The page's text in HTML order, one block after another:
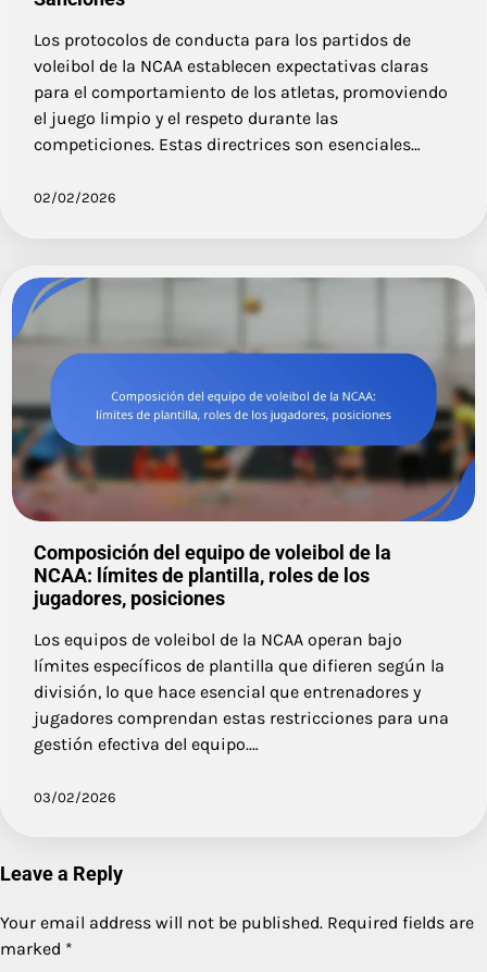
Los protocolos de conducta para los partidos de
voleibol de la NCAA establecen expectativas claras
para el comportamiento de los atletas, promoviendo
el juego limpio y el respeto durante las
competiciones. Estas directrices son esenciales…
02/02/2026
Composición del equipo de voleibol de la
NCAA: límites de plantilla, roles de los
jugadores, posiciones
Los equipos de voleibol de la NCAA operan bajo
límites específicos de plantilla que difieren según la
división, lo que hace esencial que entrenadores y
jugadores comprendan estas restricciones para una
gestión efectiva del equipo.…
03/02/2026
Leave a Reply
Your email address will not be published. Required fields are
marked *